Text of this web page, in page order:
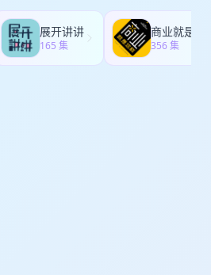
在守护人类通过对话去探索世界
演进与个人成长 00:16:31 当老手
型不能取代检索 01:03:48 RAG 的
自我修养 嘉宾：N 同学 主播：重
展开讲讲
165 集
商业就是这样
356 集